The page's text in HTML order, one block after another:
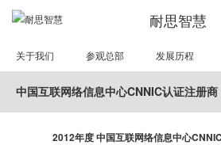
耐思智慧
关于我们 参观总部 发展历程
中国互联网络信息中心CNNIC认证注册商
2012年度 中国互联网络信息中心